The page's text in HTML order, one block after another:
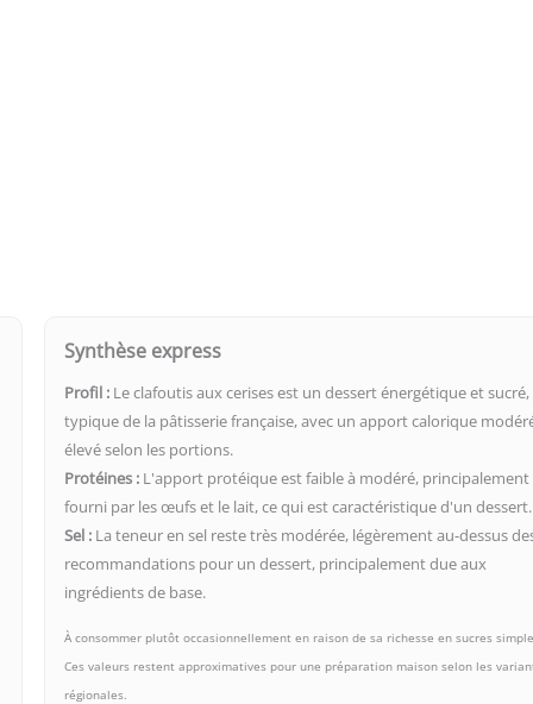
Synthèse express
Profil : Le clafoutis aux cerises est un dessert énergétique et sucré,
typique de la pâtisserie française, avec un apport calorique
élevé selon les portions.
Protéines : L'apport protéique est faible à modéré, principalement
fourni par les œufs et le lait, ce qui est caractéristique d'un dessert.
Sel : La teneur en sel reste très modérée, légèrement au-dessus
recommandations pour un dessert, principalement due aux
ingrédients de base.
À consommer plutôt occasionnellement en raison de sa richesse en sucres
Ces valeurs restent approximatives pour une préparation maison selon les
régionales.